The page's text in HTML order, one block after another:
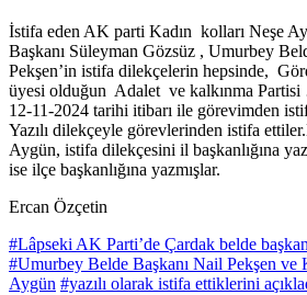
İstifa eden AK parti Kadın kolları Neşe
Başkanı Süleyman Gözsüz , Umurbey
Pekşen’in istifa dilekçelerin hepsinde,
üyesi olduğun Adalet ve kalkınma
12-11-2024 tarihi itibarı ile görevimden
Yazılı dilekçeyle görevlerinden istifa
Aygün, istifa dilekçesini il başkanlığına
ise ilçe başkanlığına yazmışlar.
Ercan Özçetin
#Lâpseki AK Parti’de Çardak belde
#Umurbey Belde Başkanı Nail Pekşen ve
Aygün #yazılı olarak istifa ettiklerini